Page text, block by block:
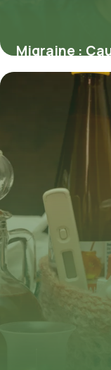
Migraine :
traitements
rapidement